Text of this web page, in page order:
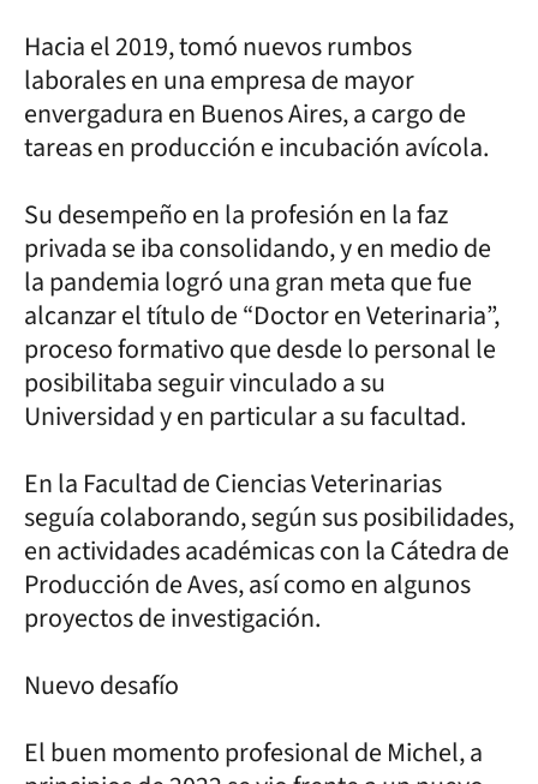
Hacia el 2019, tomó nuevos rumbos
laborales en una empresa de mayor
envergadura en Buenos Aires, a cargo de
tareas en producción e incubación avícola.
Su desempeño en la profesión en la faz
privada se iba consolidando, y en medio de
la pandemia logró una gran meta que fue
alcanzar el título de “Doctor en Veterinaria”,
proceso formativo que desde lo personal le
posibilitaba seguir vinculado a su
Universidad y en particular a su facultad.
En la Facultad de Ciencias Veterinarias
seguía colaborando, según sus posibilidades,
en actividades académicas con la Cátedra de
Producción de Aves, así como en algunos
proyectos de investigación.
Nuevo desafío
El buen momento profesional de Michel, a